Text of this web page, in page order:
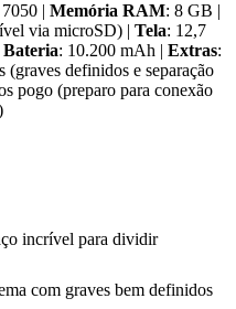
| Memória RAM: 8 GB |
via microSD) | Tela: 12,7
Bateria: 10.200 mAh | Extras:
definidos e separação
pogo (preparo para conexão
incrível para dividir
com graves bem definidos